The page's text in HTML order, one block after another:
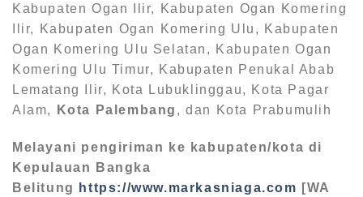
Kabupaten Ogan Ilir, Kabupaten Ogan Komering
Ilir, Kabupaten Ogan Komering Ulu, Kabupaten
Ogan Komering Ulu Selatan, Kabupaten Ogan
Komering Ulu Timur, Kabupaten Penukal Abab
Lematang Ilir, Kota Lubuklinggau, Kota Pagar
Alam,
Kota Palembang , dan Kota Prabumulih
Melayani pengiriman ke kabupaten/kota di
Kepulauan Bangka
Belitung
https://www.markasniaga.com [WA